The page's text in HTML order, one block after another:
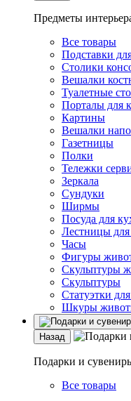
Предметы
Все товары
Подставки
Столики
Вешалки
Туалетные
Порталы для
Картины
Вешалки
Газетницы
Полки
Тележки
Зеркала
Сундуки
Ширмы
Посуда для
Лестницы
Часы
Фигуры
Скульптуры
Скульптуры
Статуэтки
Шкуры
Назад
Подарки и
Все товары